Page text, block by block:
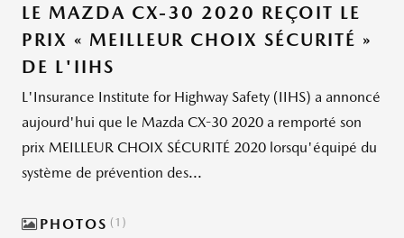
LE MAZDA CX-30 2020 REÇOIT LE
PRIX « MEILLEUR CHOIX SÉCURITÉ »
DE L'IIHS
L'Insurance Institute for Highway Safety (IIHS) a annoncé
aujourd'hui que le Mazda CX-30 2020 a remporté son
prix MEILLEUR CHOIX SÉCURITÉ 2020 lorsqu'équipé du
système de prévention des...
PHOTOS 1